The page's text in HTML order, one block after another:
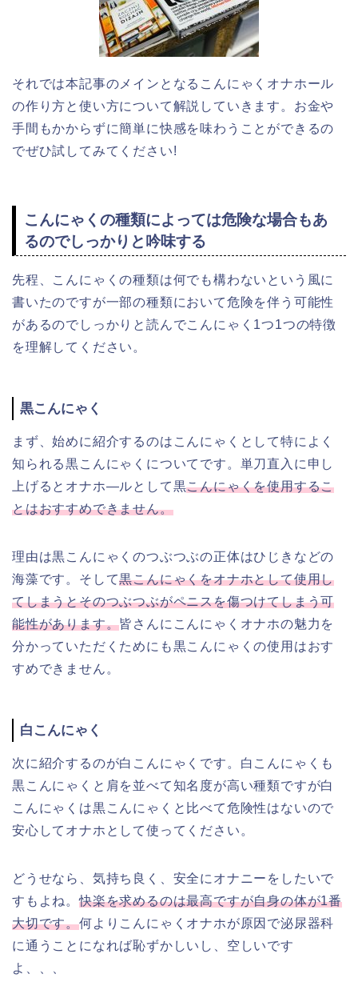
それでは本記事のメインとなるこんにゃくオナホール
の作り方と使い方について解説していきます。お金や
手間もかからずに簡単に快感を味わうことができるの
でぜひ試してみてください!
こんにゃくの種類によっては危険な場合もあ
るのでしっかりと吟味する
先程、こんにゃくの種類は何でも構わないという風に
書いたのですが一部の種類において危険を伴う可能性
があるのでしっかりと読んでこんにゃく1つ1つの特徴
を理解してください。
黒こんにゃく
まず、始めに紹介するのはこんにゃくとして特によく
知られる黒こんにゃくについてです。単刀直入に申し
上げるとオナホ―ルとして黒こんにゃくを使用するこ
とはおすすめできません。
理由は黒こんにゃくのつぶつぶの正体はひじきなどの
海藻です。そして黒こんにゃくをオナホとして使用し
てしまうとそのつぶつぶがペニスを傷つけてしまう可
能性があります。皆さんにこんにゃくオナホの魅力を
分かっていただくためにも黒こんにゃくの使用はおす
すめできません。
白こんにゃく
次に紹介するのが白こんにゃくです。白こんにゃくも
黒こんにゃくと肩を並べて知名度が高い種類ですが白
こんにゃくは黒こんにゃくと比べて危険性はないので
安心してオナホとして使ってください。
どうせなら、気持ち良く、安全にオナニーをしたいで
すもよね。快楽を求めるのは最高ですが自身の体が1番
大切です。何よりこんにゃくオナホが原因で泌尿器科
に通うことになれば恥ずかしいし、空しいです
よ、、、